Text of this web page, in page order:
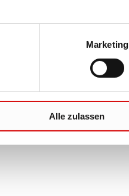
Marketing
Alle zulassen